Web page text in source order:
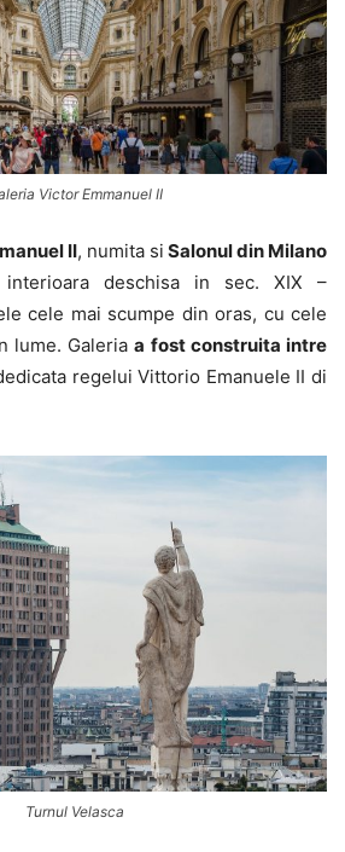
Victor Emmanuel II
II, numita si Salonul din Milano
deschisa in sec. XIX –
cele mai scumpe din oras, cu cele
lume. Galeriaa fost construita intre
regelui Vittorio Emanuele II di
Turnul Velasca